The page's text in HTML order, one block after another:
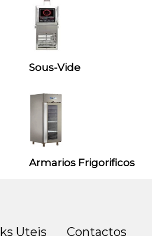
Sous-Vide
Armarios Frigorificos
Uteis
Contactos